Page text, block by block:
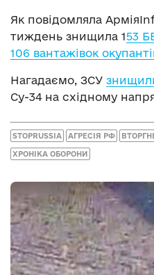
Як повідомляла
тиждень знищила 153
106 вантажівок
Нагадаємо, ЗСУ
Су-34 на східному
STOPRUSSIA АГРЕСІЯ РФ
ХРОНІКА ОБОРОНИ